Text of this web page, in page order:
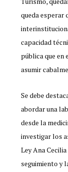
queda esperar
capacidad
pública que en
asumir
Se debe
abordar una
desde la
investigar los
Ley Ana
seguimiento y